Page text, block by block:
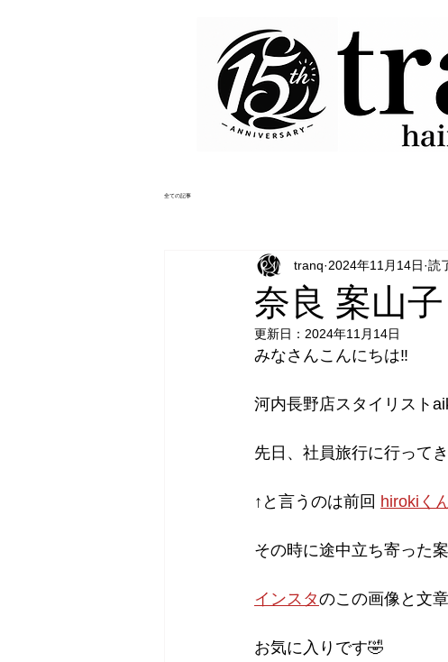
全ての記事
奈良 案山子
tranq 2024年11月14日 読
更新日： 2024年11月14日
みなさんこんにちは‼️
河内長野店スタイリスト
先日、社員旅行に行って
↑と言うのは前回 hirokiく
その時に途中立ち寄った
インスタのこの画像と文
お気に入りです🤣